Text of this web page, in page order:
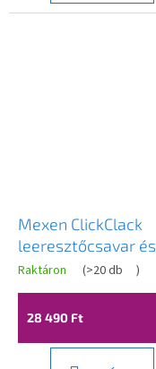
Mexen ClickClack
leeresztőcsavar és
túlfolyófedél, króm,
5100-01
Raktáron (>20 db )
28 490 Ft